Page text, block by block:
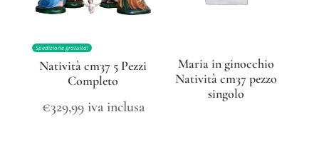
Spedizione gratuita!
Natività cm37 5 Pezzi
Completo
€329,99 iva inclusa
Maria in ginocchio
Natività cm37 pezzo
singolo